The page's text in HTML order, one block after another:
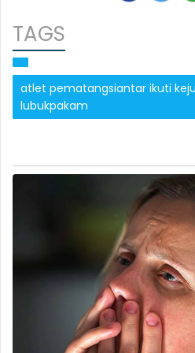
TAGS
atlet pematangsiantar ikuti
lubukpakam